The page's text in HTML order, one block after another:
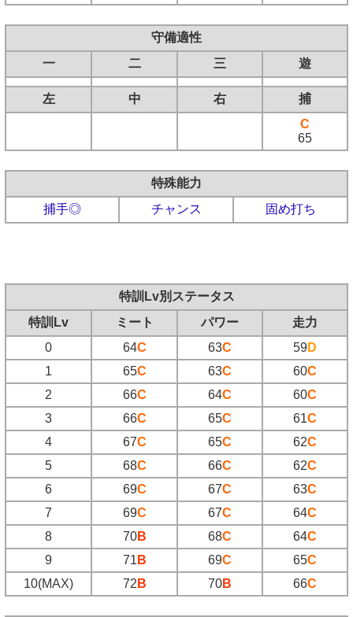
守備適性
一
二 三 遊
左 中 右
捕
C
65
特殊能力
捕手◎
チャンス 固め打ち
特訓Lv別ステータス
特訓Lv
ミート パワー
走力
0
64C 63C 59D
1
65C 63C 60C
2
66C 64C 60C
3
66C 65C 61C
4
67C 65C 62C
5
68C 66C 62C
6
69C 67C 63C
7
69C 67C 64C
8
70B 68C 64C
9
71 B 69C 65C
10(MAX)
72 B 70B 66C